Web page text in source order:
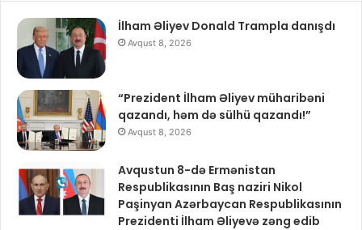
İlham Əliyev Donald Trampla danışdı
Avqust 8, 2026
“Prezident İlham Əliyev müharibəni
qazandı, həm də sülhü qazandı!”
Avqust 8, 2026
Avqustun 8-də Ermənistan
Respublikasının Baş naziri Nikol
Paşinyan Azərbaycan Respublikasının
Prezidenti İlham Əliyevə zəng edib